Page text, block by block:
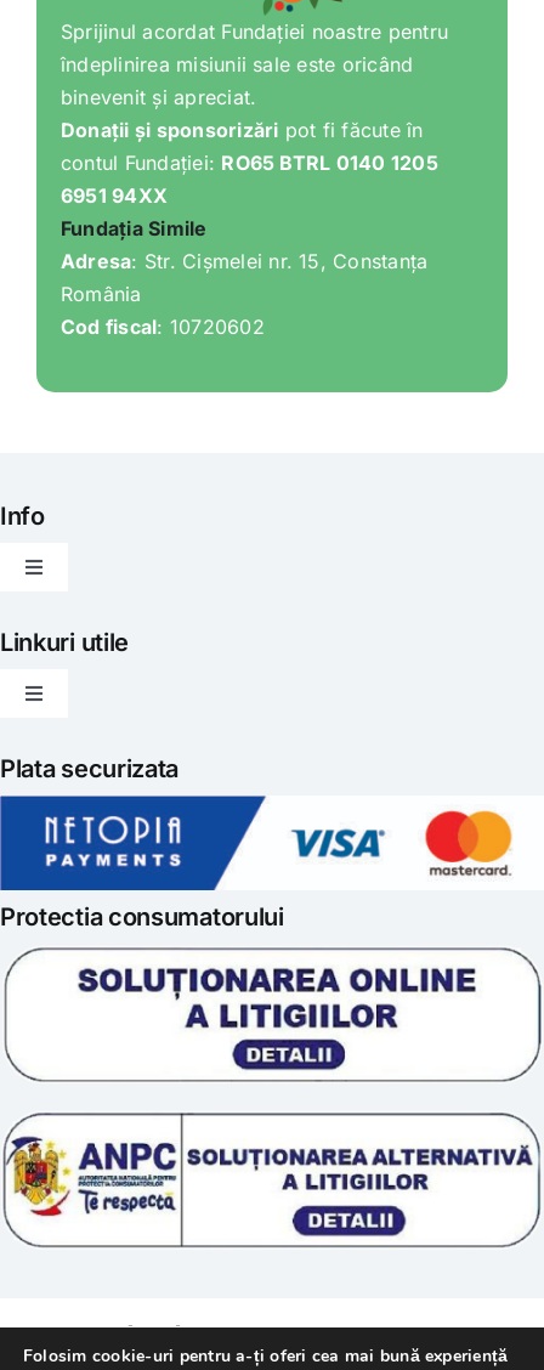
Sprijinul acordat Fundației noastre pentru
îndeplinirea misiunii sale este oricând
binevenit și apreciat.
Donații și sponsorizări pot fi făcute în
contul Fundației: RO65 BTRL 0140 1205
6951 94XX
Fundația Simile
Adresa: Str. Cișmelei nr. 15, Constanța
România
Cod fiscal: 10720602
Info
Toggle
Articole
Gatit creativ
Iubim fructele
Scoala „Sanatate 5D”
Tratamente naturale
Linkuri utile
Toggle
Politica de livrare
Politica de retur
Prelucrarea datelor
Termeni si conditii
Politica cookie
Plata securizata
Protectia consumatorului
© 2011 – [year] Fundatia Simile. Toate drepturile
Folosim cookie-uri pentru a-ți oferi cea mai bună experiență